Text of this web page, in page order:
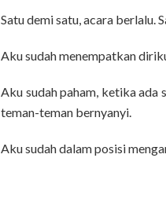
Satu demi satu, acara berlalu.
Aku sudah menempatkan
Aku sudah paham, ketika ada
teman-teman bernyanyi.
Aku sudah dalam posisi